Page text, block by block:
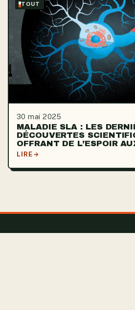
TOUT
30 mai 2025
MALADIE SLA : LES
DÉCOUVERTES
OFFRANT DE L’ESPOIR
LIRE